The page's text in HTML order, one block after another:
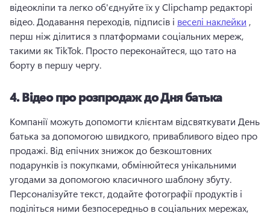
відеокліпи та легко об'єднуйте їх у Clipchamp редакторі
відео. Додавання переходів, підписів і веселі наклейки ,
перш ніж ділитися з платформами соціальних мереж,
такими як TikTok. Просто переконайтеся, що тато на
борту в першу чергу.
4.Відео про розпродаж до Дня батька
Компанії можуть допомогти клієнтам відсвяткувати День
батька за допомогою швидкого, привабливого відео про
продажі. Від епічних знижок до безкоштовних
подарунків із покупками, обмінюйтеся унікальними
Персоналізуйте текст, додайте фотографії продуктів і
поділіться ними безпосередньо в соціальних мережах,